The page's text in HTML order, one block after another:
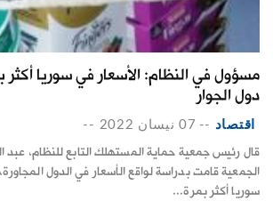
مسؤول في النظام: الأسعار في سوريا
دول الجوار
اقتصاد -- 07 نيسان 2022 --
قال رئيس جمعية حماية المستهلك التابع للنظام، عبد
الجمعية قامت بدراسة لواقع الأسعار في الدول
سوريا أكثر بمرة...